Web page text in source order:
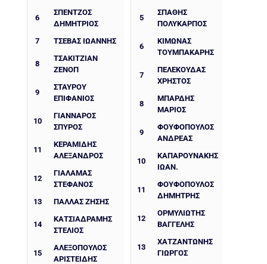
6
ΣΠΕΝΤΖΟΣ
ΔΗΜΗΤΡΙΟΣ
7
ΤΣΕΒΑΣ ΙΩΑΝΝΗΣ
8
ΤΣΑΚΙΤΖΙΑΝ
ΖΕΝΟΠ
9
ΣΤΑΥΡΟΥ
ΕΠΙΦΑΝΙΟΣ
10
ΓΙΑΝΝΑΡΟΣ
ΣΠΥΡΟΣ
11
ΚΕΡΑΜΙΔΗΣ
ΑΛΕΞΑΝΔΡΟΣ
12
ΓΙΑΛΑΜΑΣ
ΣΤΕΦΑΝΟΣ
13
ΠΑΛΛΑΣ ΖΗΣΗΣ
14
ΚΑΤΣΙΑΔΡΑΜΗΣ
ΣΤΕΛΙΟΣ
15
ΑΛΕΞΟΠΟΥΛΟΣ
ΑΡΙΣΤΕΙΔΗΣ
5
ΣΠΑΘΗΣ
ΠΟΛΥΚΑΡΠΟΣ
6
ΚΙΜΩΝΑΣ
ΤΟΥΜΠΑΚΑΡΗΣ
7
ΠΕΛΕΚΟΥΔΑΣ
ΧΡΗΣΤΟΣ
8
ΜΠΑΡΔΗΣ
ΜΑΡΙΟΣ
9
ΦΟΥΦΟΠΟΥΛΟΣ
ΑΝΔΡΕΑΣ
10
ΚΑΠΑΡΟΥΝΑΚΗΣ
ΙΩΑΝ.
11
ΦΟΥΦΟΠΟΥΛΟΣ
ΔΗΜΗΤΡΗΣ
12
ΟΡΜΥΛΙΩΤΗΣ
ΒΑΓΓΕΛΗΣ
13
ΧΑΤΖΑΝΤΩΝΗΣ
ΓΙΩΡΓΟΣ